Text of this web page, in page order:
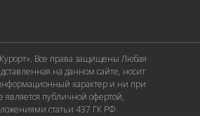
Все права защищены Любая
на данном сайте, носит
характер и ни при
является публичной офертой,
статьи 437 ГК РФ.